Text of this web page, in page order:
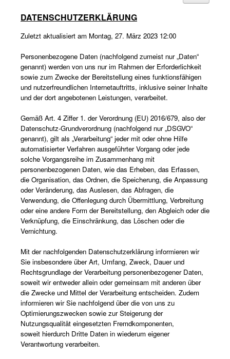
DATENSCHUTZERKLÄRUNG
Zuletzt aktualisiert am Montag, 27. März 2023 12:00
Personenbezogene Daten (nachfolgend zumeist nur „Daten“
genannt) werden von uns nur im Rahmen der Erforderlichkeit
sowie zum Zwecke der Bereitstellung eines funktionsfähigen
und nutzerfreundlichen Internetauftritts, inklusive seiner Inhalte
und der dort angebotenen Leistungen, verarbeitet.
Gemäß Art. 4 Ziffer 1. der Verordnung (EU) 2016/679, also der
Datenschutz-Grundverordnung (nachfolgend nur „DSGVO“
genannt), gilt als „Verarbeitung“ jeder mit oder ohne Hilfe
automatisierter Verfahren ausgeführter Vorgang oder jede
solche Vorgangsreihe im Zusammenhang mit
personenbezogenen Daten, wie das Erheben, das Erfassen,
die Organisation, das Ordnen, die Speicherung, die Anpassung
oder Veränderung, das Auslesen, das Abfragen, die
Verwendung, die Offenlegung durch Übermittlung, Verbreitung
oder eine andere Form der Bereitstellung, den Abgleich oder die
Verknüpfung, die Einschränkung, das Löschen oder die
Vernichtung.
Mit der nachfolgenden Datenschutzerklärung informieren wir
Sie insbesondere über Art, Umfang, Zweck, Dauer und
Rechtsgrundlage der Verarbeitung personenbezogener Daten,
soweit wir entweder allein oder gemeinsam mit anderen über
die Zwecke und Mittel der Verarbeitung entscheiden. Zudem
informieren wir Sie nachfolgend über die von uns zu
Optimierungszwecken sowie zur Steigerung der
Nutzungsqualität eingesetzten Fremdkomponenten,
soweit hierdurch Dritte Daten in wiederum eigener
Verantwortung verarbeiten.